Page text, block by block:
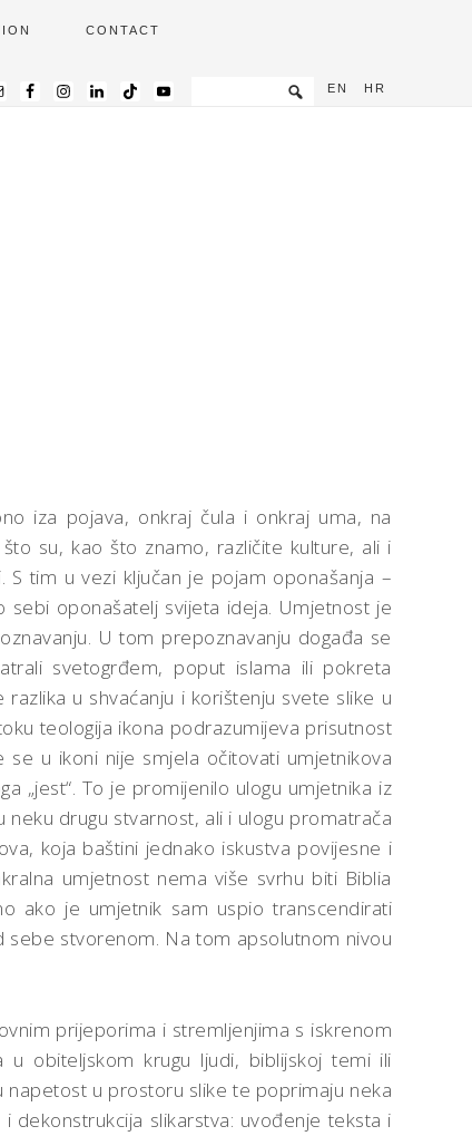
CONTACT
EN HR
iza pojava, onkraj čula i onkraj uma, na
su, kao što znamo, različite kulture, ali i
tim u vezi ključan je pojam oponašanja –
oponašatelj svijeta ideja. Umjetnost je
U tom prepoznavanju događa se
svetogrđem, poput islama ili pokreta
u shvaćanju i korištenju svete slike u
teologija ikona podrazumijeva prisutnost
se u ikoni nije smjela očitovati umjetnikova
„jest“. To je promijenilo ulogu umjetnika iz
drugu stvarnost, ali i ulogu promatrača
koja baštini jednako iskustva povijesne i
umjetnost nema više svrhu biti Biblia
ako je umjetnik sam uspio transcendirati
stvorenom. Na tom apsolutnom nivou
prijeporima i stremljenjima s iskrenom
obiteljskom krugu ljudi, biblijskoj temi ili
napetost u prostoru slike te poprimaju neka
dekonstrukcija slikarstva: uvođenje teksta i